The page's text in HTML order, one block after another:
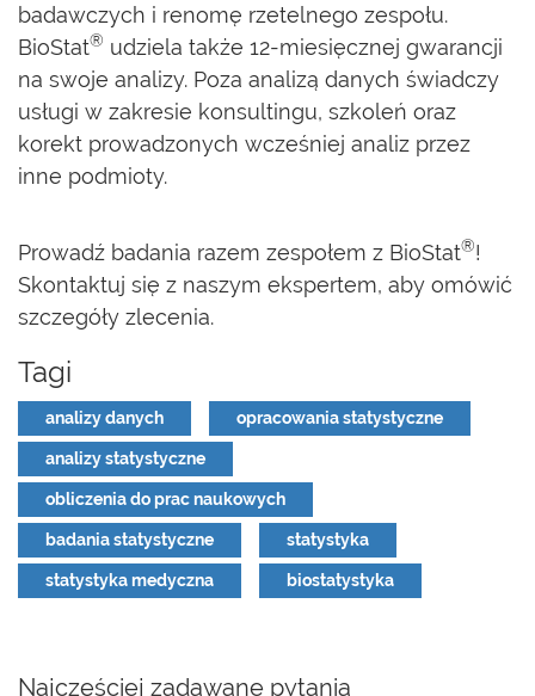
badawczych i renomę rzetelnego zespołu.
BioStat® udziela także 12-miesięcznej gwarancji
na swoje analizy. Poza analizą danych świadczy
usługi w zakresie konsultingu, szkoleń oraz
korekt prowadzonych wcześniej analiz przez
inne podmioty.
Prowadź badania razem zespołem z BioStat®!
Skontaktuj się z naszym ekspertem, aby omówić
szczegóły zlecenia.
Tagi
analizy danych opracowania statystyczne
analizy statystyczne
obliczenia do prac naukowych
badania statystyczne statystyka
statystyka medyczna biostatystyka
Najczęściej zadawane pytania